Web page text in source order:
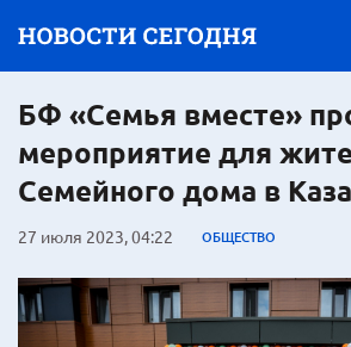
БФ «Семья вместе»
мероприятие для
Семейного дома в
27 июля 2023, 04:22 ОБЩЕСТВО